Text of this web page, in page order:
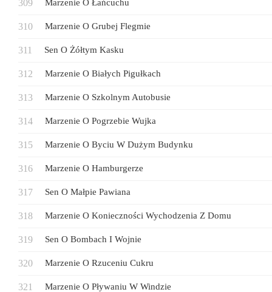
Marzenie O Łańcuchu
Marzenie O Grubej Flegmie
Sen O Żółtym Kasku
Marzenie O Białych Pigułkach
Marzenie O Szkolnym Autobusie
Marzenie O Pogrzebie Wujka
Marzenie O Byciu W Dużym Budynku
Marzenie O Hamburgerze
Sen O Małpie Pawiana
Marzenie O Konieczności Wychodzenia Z Domu
Sen O Bombach I Wojnie
Marzenie O Rzuceniu Cukru
Marzenie O Pływaniu W Windzie